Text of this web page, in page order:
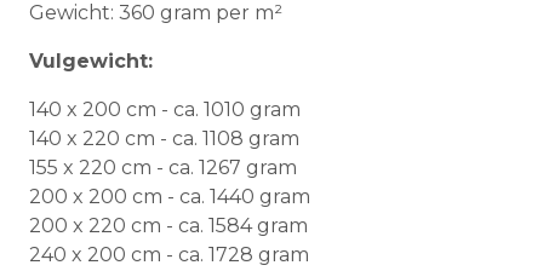
Gewicht: 360 gram per m²
Vulgewicht:
140 x 200 cm - ca. 1010 gram
140 x 220 cm - ca. 1108 gram
155 x 220 cm - ca. 1267 gram
200 x 200 cm - ca. 1440 gram
200 x 220 cm - ca. 1584 gram
240 x 200 cm - ca. 1728 gram